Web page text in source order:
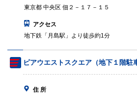
東京都 中央区 佃２－１７－１５
アクセス
地下鉄「月島駅」より徒歩約1分
ピアウエストスクエア（地下１階駐
住 所